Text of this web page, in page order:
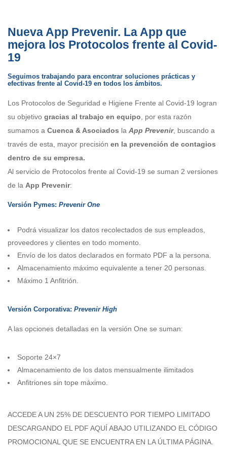
Nueva App Prevenir. La App que
mejora los Protocolos frente al Covid-
19
Seguimos trabajando para encontrar soluciones prácticas y
efectivas frente al Covid-19 en todos los ámbitos.
Los Protocolos de Seguridad e Higiene Frente al Covid-19 logran
su objetivo gracias al trabajo en equipo , por esta razón
sumamos a Cuenca & Asociados la App Prevenir, buscando a
través de esta, mayor precisión en la prevención de contagios
dentro de su empresa.
Al servicio de Protocolos frente al Covid-19 se suman 2 versiones
de la App Prevenir:
Versión Pymes: Prevenir One
Podrá visualizar los datos recolectados de sus empleados,
proveedores y clientes en todo momento.
Envío de los datos declarados en formato PDF a la persona.
Almacenamiento máximo equivalente a tener 20 personas.
Máximo 1 Anfitrión.
Versión Corporativa: Prevenir High
A las opciones detalladas en la versión One se suman:
Soporte 24×7
Almacenamiento de los datos mensualmente ilimitados
Anfitriones sin tope máximo.
ACCEDE A UN 25% DE DESCUENTO POR TIEMPO LIMITADO
DESCARGANDO EL PDF AQUÍ ABAJO UTILIZANDO EL CÓDIGO
PROMOCIONAL QUE SE ENCUENTRA EN LA ÚLTIMA PÁGINA.